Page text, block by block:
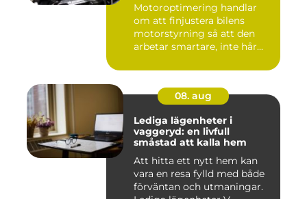
Motoroptimering handlar
om att finjustera bilens
motorstyrning så att den
arbetar smartare, inte hår...
08. aug
Lediga lägenheter i
vaggeryd: en livfull
småstad att kalla hem
Att hitta ett nytt hem kan
vara en resa fylld med både
förväntan och utmaningar.